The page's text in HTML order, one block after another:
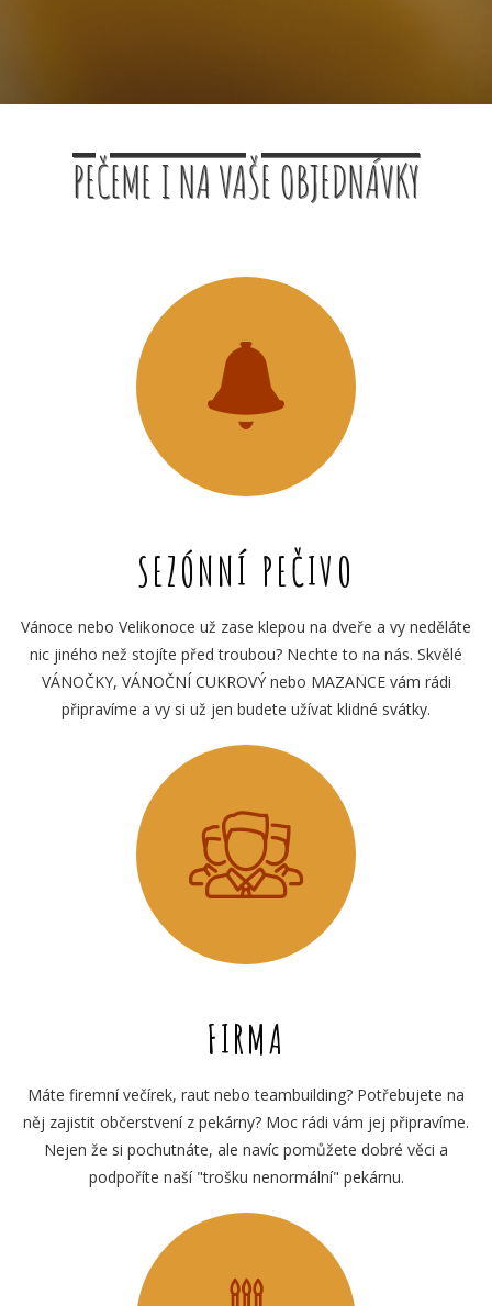
PEČEME I NA VAŠE OBJEDNÁVKY
SEZÓNNÍ PEČIVO
Vánoce nebo Velikonoce už zase klepou na dveře a vy neděláte
nic jiného než stojíte před troubou? Nechte to na nás. Skvělé
VÁNOČKY, VÁNOČNÍ CUKROVÝ nebo MAZANCE vám rádi
připravíme a vy si už jen budete užívat klidné svátky.
FIRMA
Máte firemní večírek, raut nebo teambuilding? Potřebujete na
něj zajistit občerstvení z pekárny? Moc rádi vám jej připravíme.
Nejen že si pochutnáte, ale navíc pomůžete dobré věci a
podpoříte naší "trošku nenormální" pekárnu.